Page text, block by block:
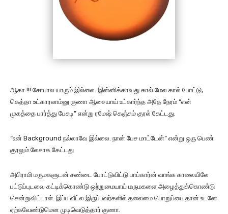
ஆகா !!! சோபால யாரும் இல்லை. இன்னிக்காவது கால் மேல கால் போட்டு,
கெத்தா உட்காரலாம்னு குணா ஆசையாய் உட்கார்ந்த அதே நேரம் “என்
முகத்தை பார்த்து பேசுடி” என்று ரமேஷ் கெஞ்சும் குரல் கேட்டது.
“உன் Background நல்லாவே இல்லை. நான் பேச மாட்டேன்” என்று ஒரு பெண்
குரலும் லேசாக கேட்டது
அபிராமி மருமகளுடன் சண்டை போட்டுவிட்டு பாப்கார்ன் வாங்க காலையிலே
பட்டுப்புடவை கட்டிக்கொண்டு ஒற்றுமையாய் மருமகளை அழைத்துக்கொண்டு
சென்றுவிட்டாள். இப்ப வீட்ல இருப்பவர்களில் தலைமை பொறுப்பை தான் உடனே
ஏற்கவேண்டுமென முடிவெடுத்தார் குணா.